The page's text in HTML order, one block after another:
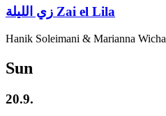
زي‌ اللیلة Zai el Lila
Hanik Soleimani & Marianna Wicha
Sun
20.9.